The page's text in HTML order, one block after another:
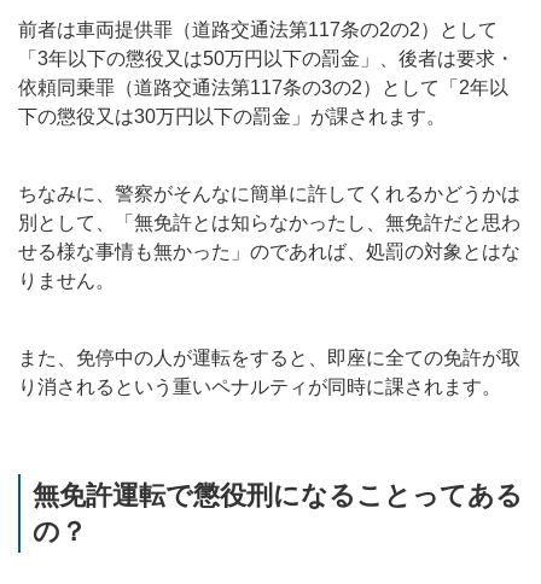
前者は車両提供罪（道路交通法第117条の2の2）として
「3年以下の懲役又は50万円以下の罰金」、後者は要求・
依頼同乗罪（道路交通法第117条の3の2）として「2年以
下の懲役又は30万円以下の罰金」が課されます。
ちなみに、警察がそんなに簡単に許してくれるかどうかは
別として、「無免許とは知らなかったし、無免許だと思わ
せる様な事情も無かった」のであれば、処罰の対象とはな
りません。
また、免停中の人が運転をすると、即座に全ての免許が取
り消されるという重いペナルティが同時に課されます。
無免許運転で懲役刑になることってある
の？